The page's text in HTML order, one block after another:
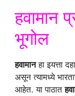
हवामान
भूगोल
हवामानहा इयत्ता
असून त्यामध्ये
आहेत. या पाठात